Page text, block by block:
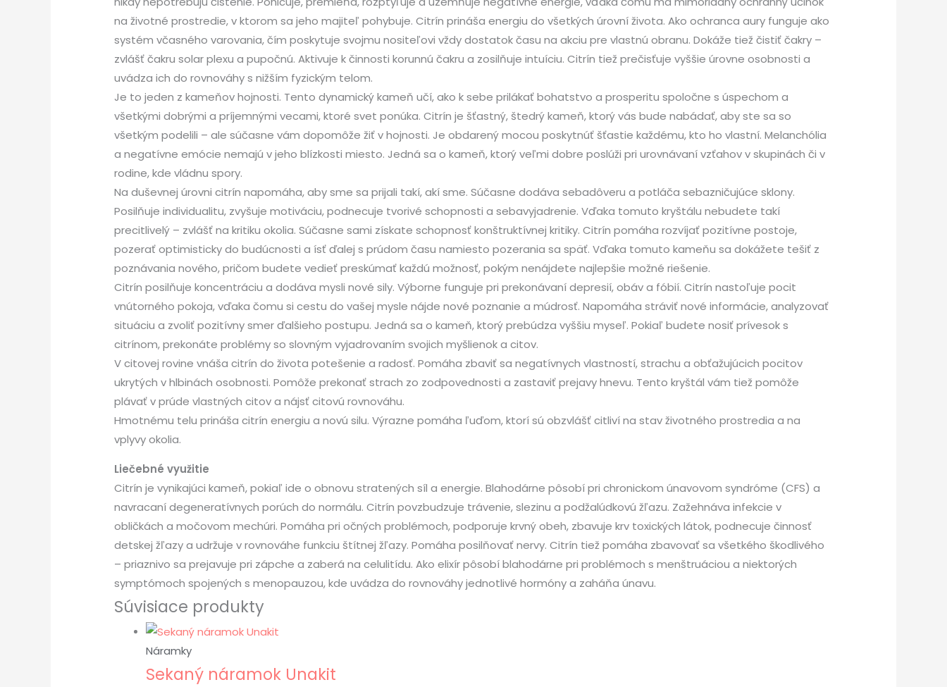
na životné prostredie, v ktorom sa jeho majiteľ pohybuje. Citrín prináša energiu do všetkých úrovní života. Ako ochranca aury funguje ako
systém včasného varovania, čím poskytuje svojmu nositeľovi vždy dostatok času na akciu pre vlastnú obranu. Dokáže tiež čistiť čakry –
zvlášť čakru solar plexu a pupočnú. Aktivuje k činnosti korunnú čakru a zosilňuje intuíciu. Citrín tiež prečisťuje vyššie úrovne osobnosti a
uvádza ich do rovnováhy s nižším fyzickým telom.
Je to jeden z kameňov hojnosti. Tento dynamický kameň učí, ako k sebe prilákať bohatstvo a prosperitu spoločne s úspechom a
všetkými dobrými a príjemnými vecami, ktoré svet ponúka. Citrín je šťastný, štedrý kameň, ktorý vás bude nabádať, aby ste sa so
všetkým podelili – ale súčasne vám dopomôže žiť v hojnosti. Je obdarený mocou poskytnúť šťastie každému, kto ho vlastní. Melanchólia
a negatívne emócie nemajú v jeho blízkosti miesto. Jedná sa o kameň, ktorý veľmi dobre poslúži pri urovnávaní vzťahov v skupinách či v
rodine, kde vládnu spory.
Na duševnej úrovni citrín napomáha, aby sme sa prijali takí, akí sme. Súčasne dodáva sebadôveru a potláča sebazničujúce sklony.
Posilňuje individualitu, zvyšuje motiváciu, podnecuje tvorivé schopnosti a sebavyjadrenie. Vďaka tomuto kryštálu nebudete takí
precitlivelý – zvlášť na kritiku okolia. Súčasne sami získate schopnosť konštruktívnej kritiky. Citrín pomáha rozvíjať pozitívne postoje,
pozerať optimisticky do budúcnosti a ísť ďalej s prúdom času namiesto pozerania sa späť. Vďaka tomuto kameňu sa dokážete tešiť z
poznávania nového, pričom budete vedieť preskúmať každú možnosť, pokým nenájdete najlepšie možné riešenie.
Citrín posilňuje koncentráciu a dodáva mysli nové sily. Výborne funguje pri prekonávaní depresií, obáv a fóbií. Citrín nastoľuje pocit
vnútorného pokoja, vďaka čomu si cestu do vašej mysle nájde nové poznanie a múdrosť. Napomáha stráviť nové informácie, analyzovať
situáciu a zvoliť pozitívny smer ďalšieho postupu. Jedná sa o kameň, ktorý prebúdza vyššiu myseľ. Pokiaľ budete nosiť prívesok s
citrínom, prekonáte problémy so slovným vyjadrovaním svojich myšlienok a citov.
V citovej rovine vnáša citrín do života potešenie a radosť. Pomáha zbaviť sa negatívnych vlastností, strachu a obťažujúcich pocitov
ukrytých v hlbinách osobnosti. Pomôže prekonať strach zo zodpovednosti a zastaviť prejavy hnevu. Tento kryštál vám tiež pomôže
plávať v prúde vlastných citov a nájsť citovú rovnováhu.
Hmotnému telu prináša citrín energiu a novú silu. Výrazne pomáha ľuďom, ktorí sú obzvlášť citliví na stav životného prostredia a na
vplyvy okolia.
Liečebné využitie
Citrín je vynikajúci kameň, pokiaľ ide o obnovu stratených síl a energie. Blahodárne pôsobí pri chronickom únavovom syndróme (CFS) a
navracaní degeneratívnych porúch do normálu. Citrín povzbudzuje trávenie, slezinu a podžalúdkovú žľazu. Zažehnáva infekcie v
obličkách a močovom mechúri. Pomáha pri očných problémoch, podporuje krvný obeh, zbavuje krv toxických látok, podnecuje činnosť
detskej žľazy a udržuje v rovnováhe funkciu štítnej žľazy. Pomáha posilňovať nervy. Citrín tiež pomáha zbavovať sa všetkého škodlivého
– priaznivo sa prejavuje pri zápche a zaberá na celulitídu. Ako elixír pôsobí blahodárne pri problémoch s menštruáciou a niektorých
symptómoch spojených s menopauzou, kde uvádza do rovnováhy jednotlivé hormóny a zaháňa únavu.
Súvisiace produkty
Náramky
Sekaný náramok Unakit